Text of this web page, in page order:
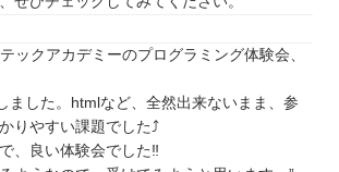
ックアカデミーのプログラミング体験会、
ました。htmlなど、全然出来ないまま、参
りやすい課題でした⤴️
、良い体験会でした‼️